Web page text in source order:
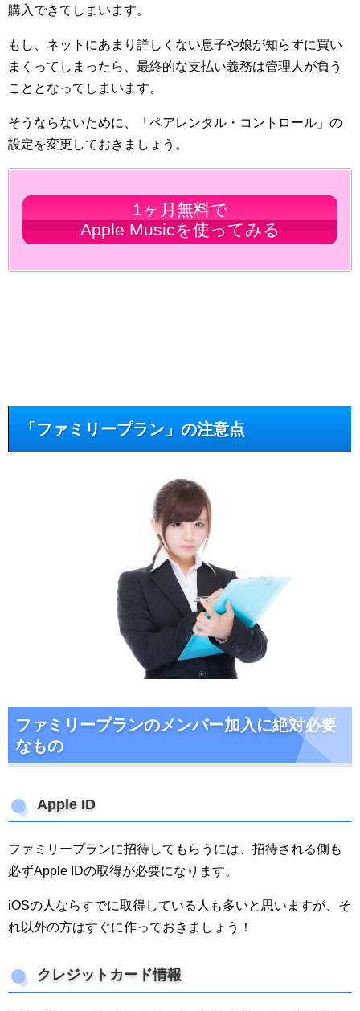
購入できてしまいます。
もし、ネットにあまり詳しくない息子や娘が知らずに買い
まくってしまったら、最終的な支払い義務は管理人が負う
こととなってしまいます。
そうならないために、「ペアレンタル・コントロール」の
設定を変更しておきましょう。
1ヶ月無料で
Apple Musicを使ってみる
「ファミリープラン」の注意点
ファミリープランのメンバー加入に絶対必要
なもの
Apple ID
ファミリープランに招待してもらうには、招待される側も
必ずApple IDの取得が必要になります。
iOSの人ならすでに取得している人も多いと思いますが、そ
れ以外の方はすぐに作っておきましょう！
クレジットカード情報